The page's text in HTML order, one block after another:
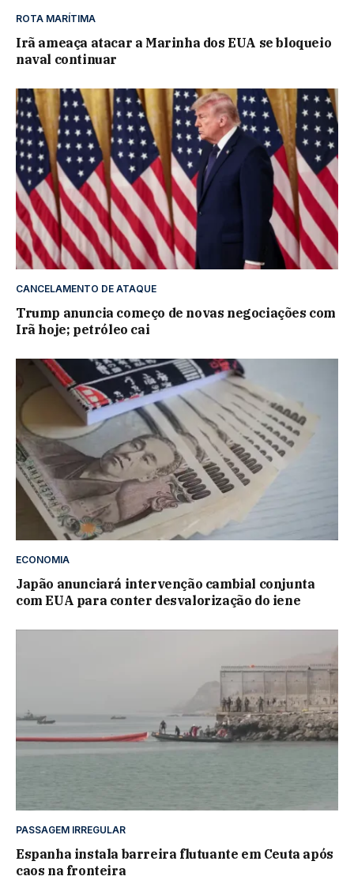
ROTA MARÍTIMA
Irã ameaça atacar a Marinha dos EUA se bloqueio
naval continuar
CANCELAMENTO DE ATAQUE
Trump anuncia começo de novas negociações com
Irã hoje; petróleo cai
ECONOMIA
Japão anunciará intervenção cambial conjunta
com EUA para conter desvalorização do iene
PASSAGEM IRREGULAR
Espanha instala barreira flutuante em Ceuta após
caos na fronteira